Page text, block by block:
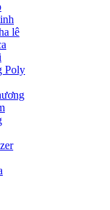
lê
Poly